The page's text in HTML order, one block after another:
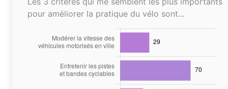
pour améliorer la pratique du vélo sont...